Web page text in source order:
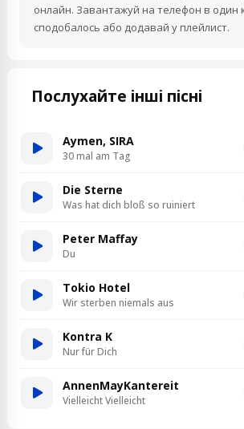
онлайн. Завантажуй на телефон в один
сподобалось або додавай у плейлист.
Послухайте інші пісні
Aymen, SIRA
30 mal am Tag
Die Sterne
Was hat dich bloß so ruiniert
Peter Maffay
Du
Tokio Hotel
Wir sterben niemals aus
Kontra K
Nur für Dich
AnnenMayKantereit
Vielleicht Vielleicht